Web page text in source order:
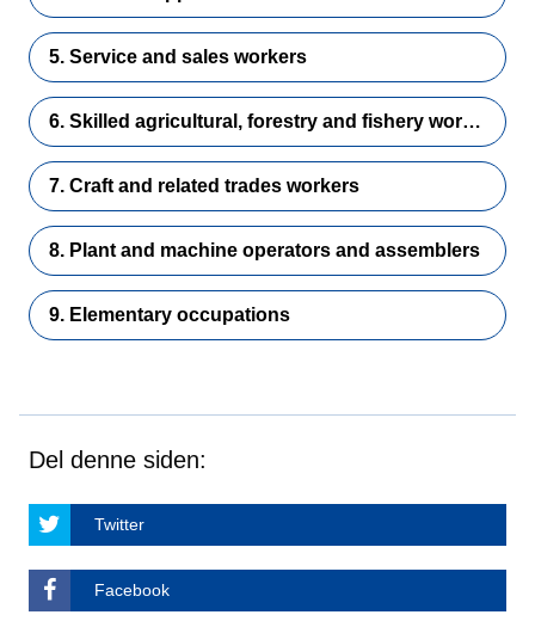
5. Service and sales workers
6. Skilled agricultural, forestry and fishery workers
7. Craft and related trades workers
8. Plant and machine operators and assemblers
9. Elementary occupations
Del denne siden:
Twitter
Facebook